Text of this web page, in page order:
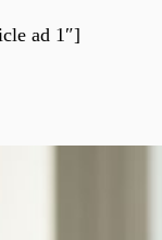
ad 1″]